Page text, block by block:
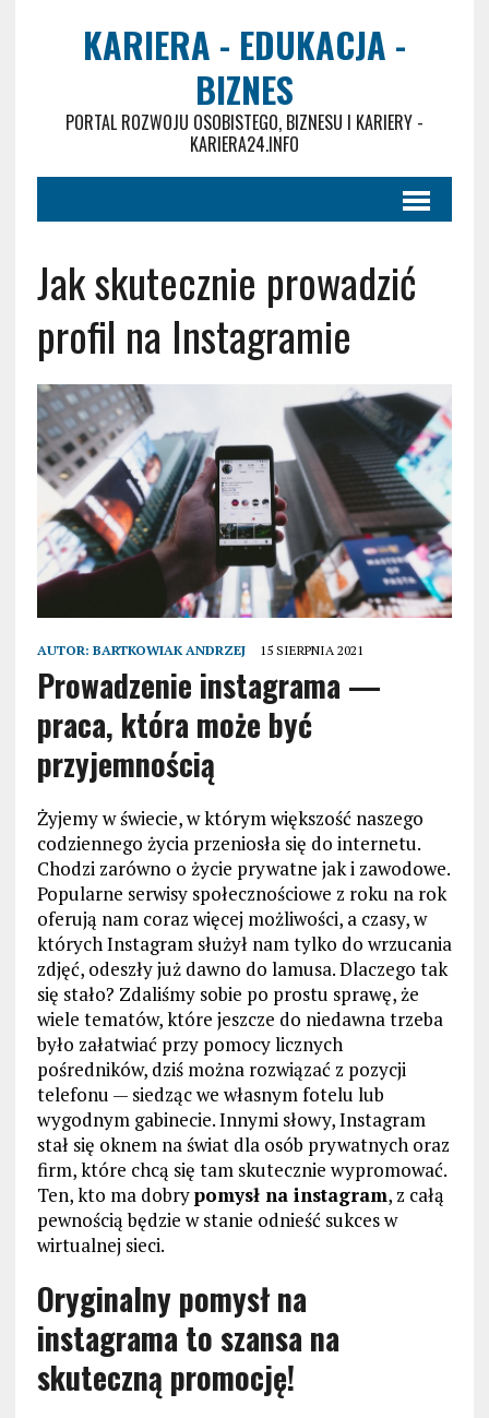
KARIERA - EDUKACJA -
BIZNES
PORTAL ROZWOJU OSOBISTEGO, BIZNESU I KARIERY -
KARIERA24.INFO
Jak skutecznie prowadzić
profil na Instagramie
AUTOR: BARTKOWIAK ANDRZEJ 15 SIERPNIA 2021
Prowadzenie instagrama —
praca, która może być
przyjemnością
Żyjemy w świecie, w którym większość naszego
codziennego życia przeniosła się do internetu.
Chodzi zarówno o życie prywatne jak i zawodowe.
Popularne serwisy społecznościowe z roku na rok
oferują nam coraz więcej możliwości, a czasy, w
których Instagram służył nam tylko do wrzucania
zdjęć, odeszły już dawno do lamusa. Dlaczego tak
się stało? Zdaliśmy sobie po prostu sprawę, że
wiele tematów, które jeszcze do niedawna trzeba
było załatwiać przy pomocy licznych
pośredników, dziś można rozwiązać z pozycji
telefonu — siedząc we własnym fotelu lub
wygodnym gabinecie. Innymi słowy, Instagram
stał się oknem na świat dla osób prywatnych oraz
firm, które chcą się tam skutecznie wypromować.
Ten, kto ma dobrypomysł na instagram, z całą
pewnością będzie w stanie odnieść sukces w
wirtualnej sieci.
Oryginalny pomysł na
instagrama to szansa na
skuteczną promocję!